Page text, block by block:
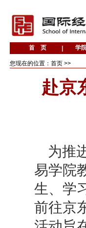
您现在的位置：首页 >>
赴京
为推
易学院
生、学
前往京